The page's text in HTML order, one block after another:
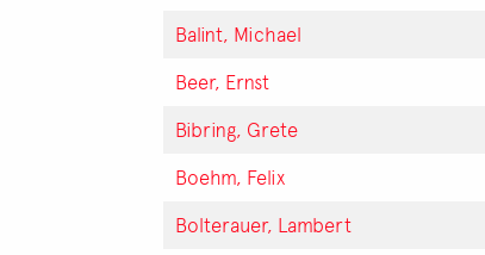
Balint, Michael
Beer, Ernst
Bibring, Grete
Boehm, Felix
Bolterauer, Lambert